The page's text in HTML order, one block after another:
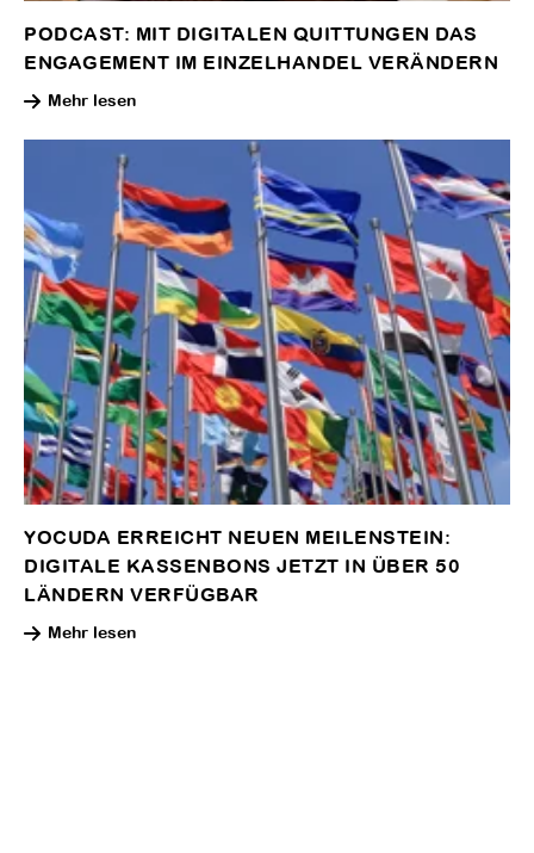
PODCAST: MIT DIGITALEN QUITTUNGEN DAS
ENGAGEMENT IM EINZELHANDEL VERÄNDERN
Mehr lesen
YOCUDA ERREICHT NEUEN MEILENSTEIN:
DIGITALE KASSENBONS JETZT IN ÜBER 50
LÄNDERN VERFÜGBAR
Mehr lesen